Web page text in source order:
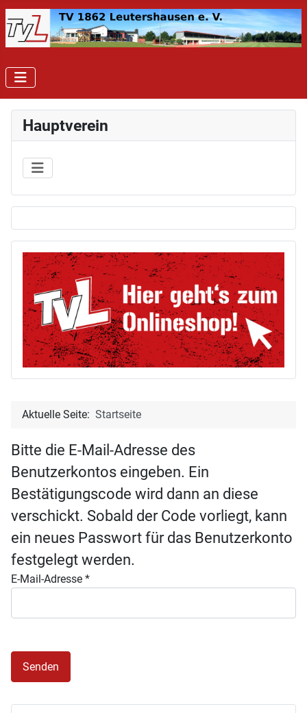
Hauptverein
Aktuelle Seite: Startseite
Bitte die E-Mail-Adresse des
Benutzerkontos eingeben. Ein
Bestätigungscode wird dann an diese
verschickt. Sobald der Code vorliegt, kann
ein neues Passwort für das Benutzerkonto
festgelegt werden.
E-Mail-Adresse *
Senden